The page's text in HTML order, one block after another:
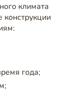
климата
конструкции
года;